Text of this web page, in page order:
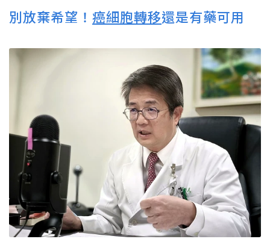
別放棄希望！ 癌細胞轉移還是有藥可用